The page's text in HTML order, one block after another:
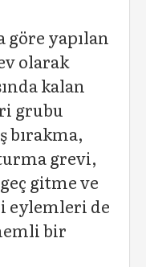
yapılan
olarak
kalan
grubu
bırakma,
grevi,
gitme ve
eylemleri de
bir